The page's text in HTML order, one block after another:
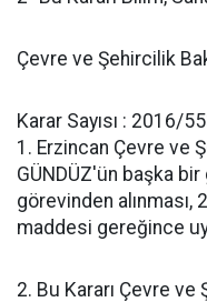
Çevre ve Şehircilik
Karar Sayısı : 2016/
1. Erzincan Çevre ve
GÜNDÜZ'ün başka
görevinden alınması,
maddesi gereğince
2. Bu Kararı Çevre ve